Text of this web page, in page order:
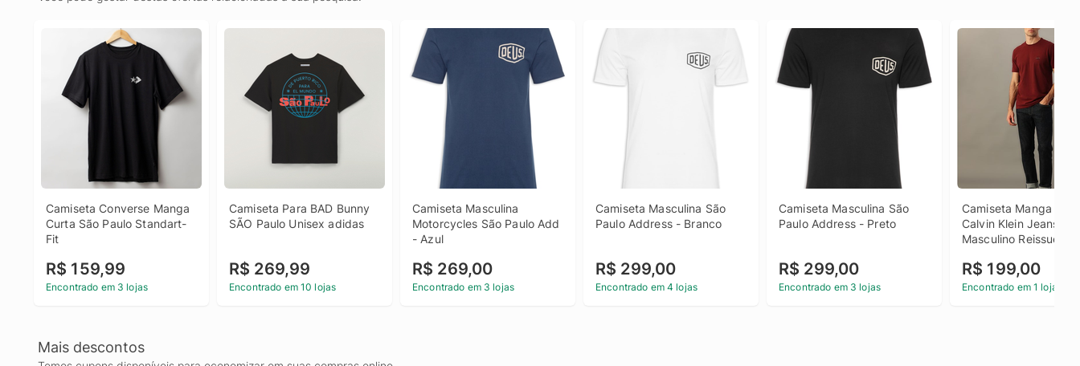
Camiseta Converse Manga
Curta São Paulo Standart-
Fit
R$ 159,99
Encontrado em 3 lojas
Camiseta Para BAD Bunny
SÃO Paulo Unisex adidas
R$ 269,99
Encontrado em 10 lojas
Camiseta Masculina
Motorcycles São Paulo Add
- Azul
R$ 269,00
Encontrado em 3 lojas
Camiseta Masculina São
Paulo Address - Branco
R$ 299,00
Encontrado em 4 lojas
Camiseta Masculina São
Paulo Address - Preto
R$ 299,00
Encontrado em 3 lojas
Camiseta Manga
Calvin Klein Jeans
Masculino Reissue
Curta Calvin Klein
Masculino Reissue
R$ 199,00
Encontrado em 1 loja
Mais descontos